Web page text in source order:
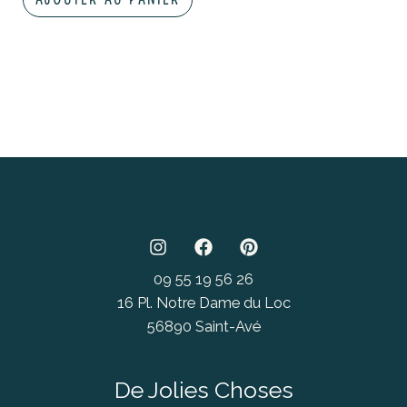
09 55 19 56 26
16 Pl. Notre Dame du Loc
56890 Saint-Avé
De Jolies Choses